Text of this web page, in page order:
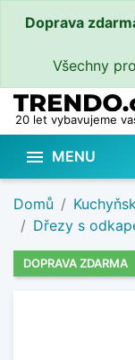
Doprava
Všechny
20 let vybavujeme
 MENU
Domů
Dřezy s
DOPRAVA ZDARMA